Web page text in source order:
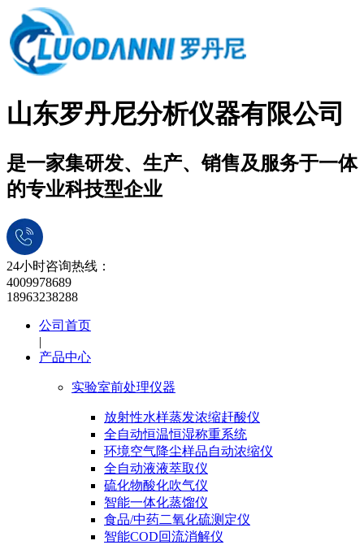
山东罗丹尼分析仪器有限公司
是一家集研发、生产、销售及服务于一体
的专业科技型企业
24小时咨询热线：
4009978689
18963238288
公司首页
|
产品中心
实验室前处理仪器
放射性水样蒸发浓缩赶酸仪
全自动恒温恒湿称重系统
环境空气降尘样品自动浓缩仪
全自动液液萃取仪
硫化物酸化吹气仪
智能一体化蒸馏仪
食品/中药二氧化硫测定仪
智能COD回流消解仪